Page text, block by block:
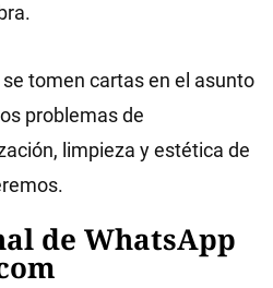
tomen cartas en el asunto
problemas de
limpieza y estética de
de WhatsApp